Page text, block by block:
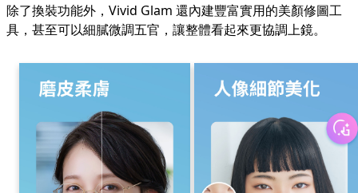
除了換裝功能外，Vivid Glam 還內建豐富實用的美顏修圖工
具，甚至可以細膩微調五官，讓整體看起來更協調上鏡。